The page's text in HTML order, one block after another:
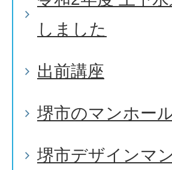
しました
出前講座
堺市のマンホー
堺市デザインマ